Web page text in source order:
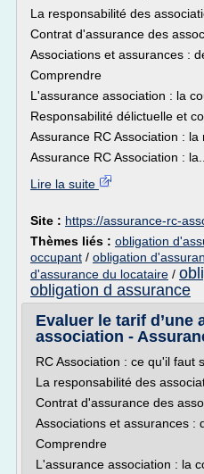
La responsabilité des
Contrat d'assurance des
Associations et assurances :
Comprendre
L'assurance association : la
Responsabilité délictuelle et
Assurance RC Association :
Assurance RC Association : la...
Lire la suite
Site : https://assurance-rc-
Thèmes liés : obligation
occupant / obligation
d'assurance du locataire /
obligation d assurance
Evaluer le tarif d’une
association -
RC Association : ce qu'il faut
La responsabilité des
Contrat d'assurance des
Associations et assurances :
Comprendre
L'assurance association : la